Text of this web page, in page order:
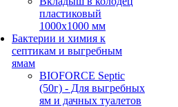
пластиковый
1000х1000 мм
Бактерии и химия к
септикам и выгребным
ямам
BIOFORCE Septic
(50г) - Для выгребных
ям и дачных туалетов